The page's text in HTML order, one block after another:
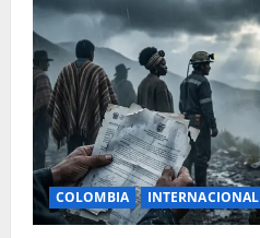
COLOMBIA INTERNACIONAL